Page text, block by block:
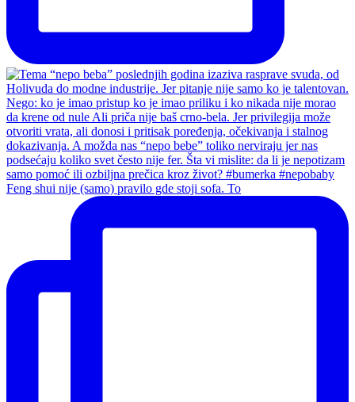
Feng shui nije (samo) pravilo gde stoji sofa. To